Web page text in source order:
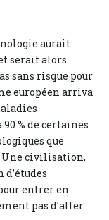
aurait
serait alors
sans risque pour
européen arriva
% de certaines
que
Une civilisation,
entrer en
pas d’aller